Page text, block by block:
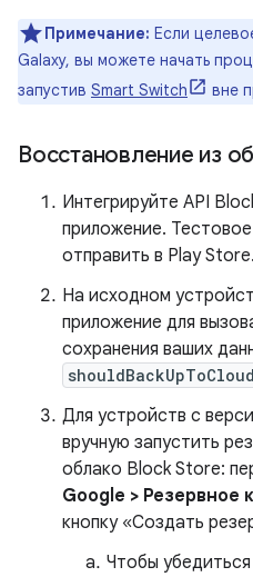
Примечание: Если
Galaxy, вы можете начать
запустив Smart Switch вне
Восстановление из
Интегрируйте API
приложение.
отправить в Play Store.
На исходном
приложение для
сохранения ваших
shouldBackUpToCloud
Для устройств с
вручную запустить
облако Block Store:
Google > Резервное
кнопку «Создать
Чтобы